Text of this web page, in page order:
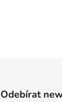
Odebírat